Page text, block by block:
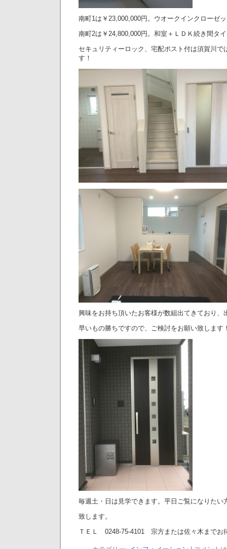
南町1は￥23,000,000円。ウオークインクローゼ
南町2は￥24,800,000円。和室＋ＬＤＫ続き間タ
セキュリティーロック、宅配ポスト付は須賀川で
す！
興味をお持ち頂いたお客様が数組出てきており、
早いもの勝ちですので、ご検討をお願い致します
毎週土・日は見学できます。平日ご覧になりたい
致します。
ＴＥＬ 0248-75-4101 宗方または佐々木までお